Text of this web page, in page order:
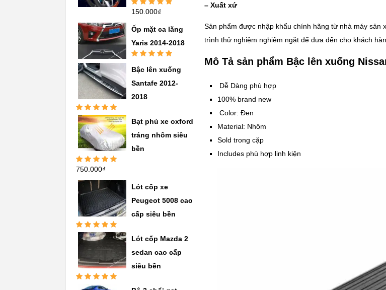
– Xuất xứ
Sản phẩm được nhập khẩu chính hãng từ nhà máy sản
trình thử nghiệm nghiêm ngặt để đưa đến cho khách
Mô Tả sản phẩm Bậc lên xuống
Dễ Dàng phù hợp
100% brand new
Color: Đen
Material: Nhôm
Sold trong cặp
Includes phù hợp linh kiện
Được xếp
sao
150.000₫
Ốp mặt ca lăng
Yaris 2014-2018
hạng5.005
Bậc lên xuống
Santafe 2012-
2018
Được xếp
hạng5.005
sao
Bạt phủ xe oxford
tráng nhôm siêu
bền
Được xếp
sao
750.000₫
Lót cốp xe
Peugeot 5008 cao
cấp siêu bền
Được xếp
hạng5.00 5
Lót cốp Mazda 2
sedan cao cấp
siêu bền
Được xếp